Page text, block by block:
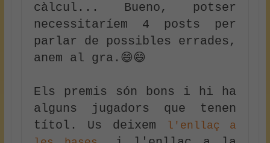
càlcul... Bueno, potser
necessitaríem 4 posts per
parlar de possibles errades,
anem al gra.😄😄
Els premis són bons i hi ha
alguns jugadors que tenen
títol. Us deixem
l'enllaç a